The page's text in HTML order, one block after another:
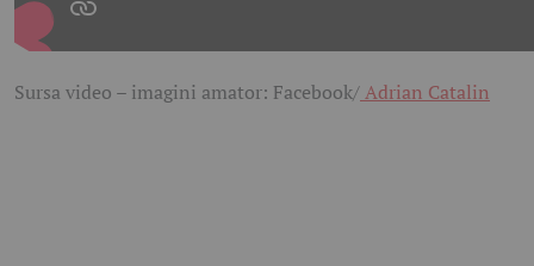
Sursa video – imagini amator: Facebook/Adrian Catalin